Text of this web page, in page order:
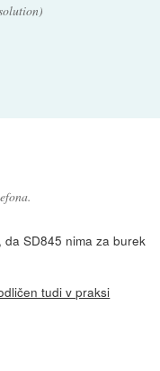
SD845 nima za burek
tudi v praksi